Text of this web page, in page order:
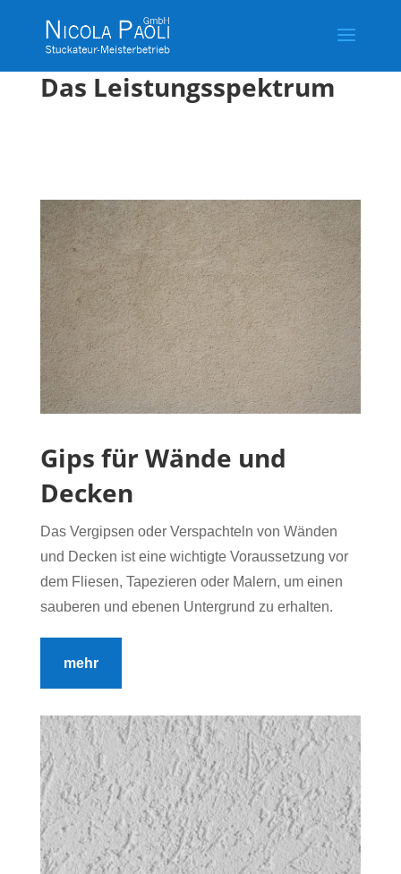
Das Leistungsspektrum
Gips für Wände und
Decken
Das Vergipsen oder Verspachteln von Wänden
und Decken ist eine wichtigte Voraussetzung vor
dem Fliesen, Tapezieren oder Malern, um einen
sauberen und ebenen Untergrund zu erhalten.
mehr